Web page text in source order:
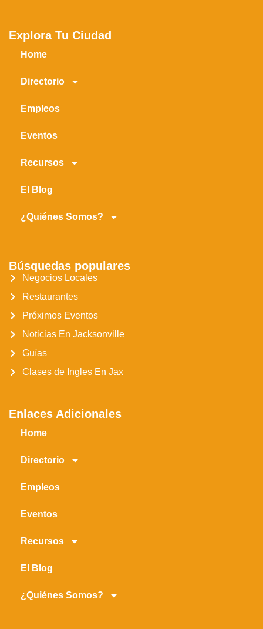
Explora Tu Ciudad
Home
Directorio
Empleos
Eventos
Recursos
El Blog
¿Quiénes Somos?
Búsquedas populares
Negocios Locales
Restaurantes
Próximos Eventos
Noticias En Jacksonville
Guías
Clases de Ingles En Jax
Enlaces Adicionales
Home
Directorio
Empleos
Eventos
Recursos
El Blog
¿Quiénes Somos?